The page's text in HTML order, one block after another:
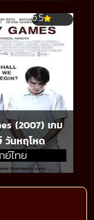
6.5
(2007) เกม
วันหฤโหด
ย์ไทย